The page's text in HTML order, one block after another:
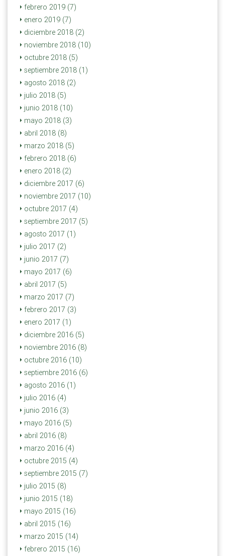
febrero 2019 (7)
enero 2019 (7)
diciembre 2018 (2)
noviembre 2018 (10)
octubre 2018 (5)
septiembre 2018 (1)
agosto 2018 (2)
julio 2018 (5)
junio 2018 (10)
mayo 2018 (3)
abril 2018 (8)
marzo 2018 (5)
febrero 2018 (6)
enero 2018 (2)
diciembre 2017 (6)
noviembre 2017 (10)
octubre 2017 (4)
septiembre 2017 (5)
agosto 2017 (1)
julio 2017 (2)
junio 2017 (7)
mayo 2017 (6)
abril 2017 (5)
marzo 2017 (7)
febrero 2017 (3)
enero 2017 (1)
diciembre 2016 (5)
noviembre 2016 (8)
octubre 2016 (10)
septiembre 2016 (6)
agosto 2016 (1)
julio 2016 (4)
junio 2016 (3)
mayo 2016 (5)
abril 2016 (8)
marzo 2016 (4)
octubre 2015 (4)
septiembre 2015 (7)
julio 2015 (8)
junio 2015 (18)
mayo 2015 (16)
abril 2015 (16)
marzo 2015 (14)
febrero 2015 (16)